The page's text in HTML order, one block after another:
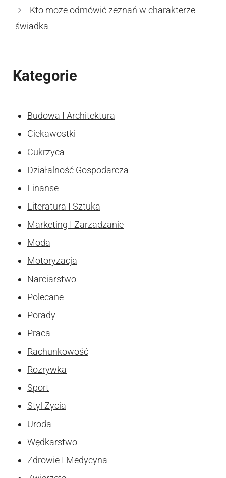
Kto może odmówić zeznań w charakterze
świadka
Kategorie
Budowa I Architektura
Ciekawostki
Cukrzyca
Działalność Gospodarcza
Finanse
Literatura I Sztuka
Marketing I Zarzadzanie
Moda
Motoryzacja
Narciarstwo
Polecane
Porady
Praca
Rachunkowość
Rozrywka
Sport
Styl Zycia
Uroda
Wędkarstwo
Zdrowie I Medycyna